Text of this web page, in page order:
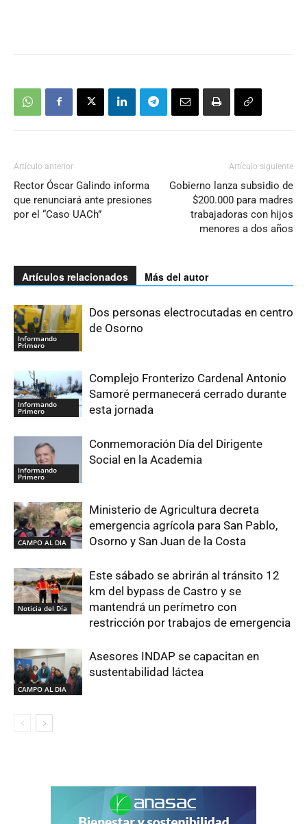
Artículo anterior
Rector Óscar Galindo informa
que renunciará ante presiones
por el “Caso UACh”
Artículo siguiente
Gobierno lanza subsidio de
$200.000 para madres
trabajadoras con hijos
menores a dos años
Artículos relacionados Más del autor
Informando
Primero
Dos personas electrocutadas en centro
de Osorno
Informando
Primero
Complejo Fronterizo Cardenal Antonio
Samoré permanecerá cerrado durante
esta jornada
Informando
Primero
Conmemoración Día del Dirigente
Social en la Academia
CAMPO AL DIA
Ministerio de Agricultura decreta
emergencia agrícola para San Pablo,
Osorno y San Juan de la Costa
Noticia del Día
Este sábado se abrirán al tránsito 12
km del bypass de Castro y se
mantendrá un perímetro con
restricción por trabajos de emergencia
CAMPO AL DIA
Asesores INDAP se capacitan en
sustentabilidad láctea